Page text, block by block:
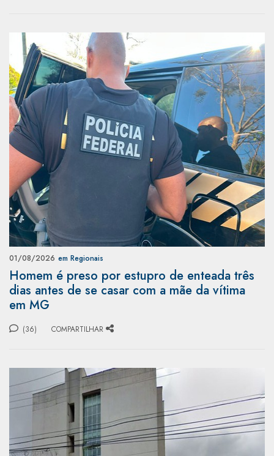
01/08/2026 em Regionais
Homem é preso por estupro de enteada três
dias antes de se casar com a mãe da vítima
em MG
(36) COMPARTILHAR